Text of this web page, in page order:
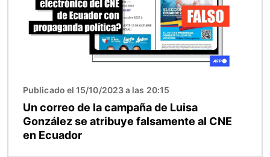
Publicado el 15/10/2023 a las 20:15
Un correo de la campaña de Luisa
González se atribuye falsamente al CNE
en Ecuador